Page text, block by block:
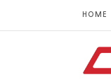
HOME